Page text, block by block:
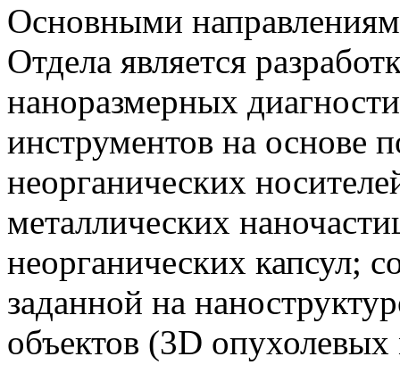
Основными
Отдела является
наноразмерных
инструментов на основе
неорганических
металлических
неорганических капсул;
заданной на
объектов (3D опухолевых